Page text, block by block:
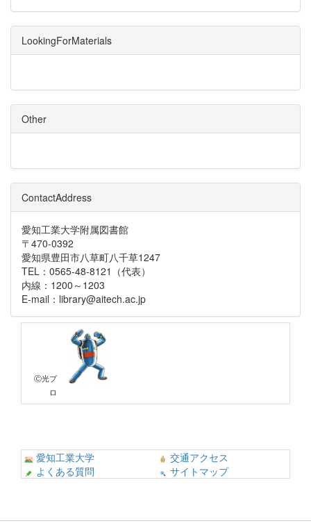
LookingForMaterials
Other
ContactAddress
愛知工業大学附属図書館
〒470-0392
愛知県豊田市八草町八千草1247
TEL：0565-48-8121（代表）
内線：1200～1203
E-mail：library@aitech.ac.jp
Ⓒ光プ
ロ
愛知工業大学
交通アクセス
よくある質問
サイトマップ